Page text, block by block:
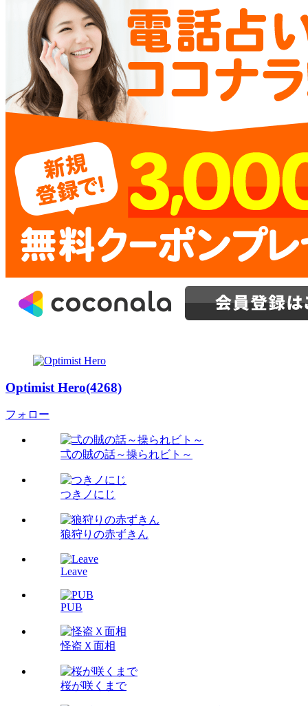
Optimist Hero(4268)
フォロー
弌の賊の話～操られビト～
つきノにじ
狼狩りの赤ずきん
Leave
PUB
怪盗Ｘ面相
桜が咲くまで